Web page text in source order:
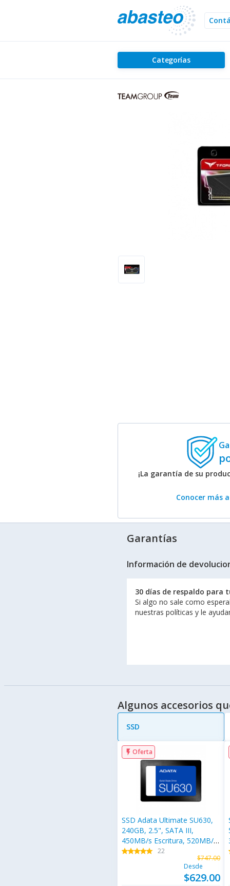
Categorías
¡La garantía de su
Conocer más
Garantías
Información de
30 días de respaldo para
Si algo no sale como
nuestras políticas y le
Algunos accesorios
SSD
Oferta
flash_on
SSD Adata Ultimate SU630,
240GB, 2.5", SATA III,
450MB/s Escritura, 520MB/s
Lectura
starstarstarstarstar
starstarstarstarstar 22
$747.00
Desde
$629.00